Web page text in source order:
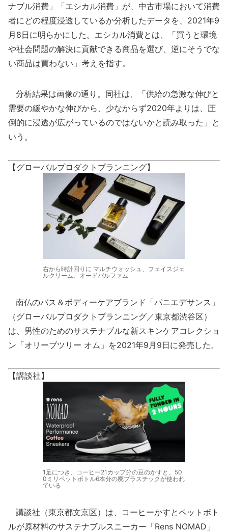
ナブル消費」「エシカル消費」が、中古市場において消費
者にどの程度浸透しているか分析したデータを、2021年9
月8日に明らかにした。エシカル消費とは、「買うと環境
や社会問題の解決に貢献できる商品を選び、逆にそうでな
い商品は買わない」考えを指す。
分析結果は画像の通り。同社は、「供給の急激な伸びと
需要の緩やかな伸びから、少なからず2020年よりは、圧
倒的に浸透が広がっているのではないかと読み取った」と
いう。
【グローバルプロダクトプランニング】
右から時計回りに マルチウォッシュ、フェイスジェ
ルクリーム、オードパルファム
南仏のバス＆ボディーケアブランド「パニエデサンス」
（グローバルプロダクトプランニング／東京都渋谷区）
は、男性のためのサステナブルな新スキンケアコレクショ
ン「オリーブツリー オム」を2021年9月9日に発売した。
【講談社】
1足につき、コーヒー21カップ分の豆のかすと、50
0ミリペットボトル6本分の廃プラスチックが使われ
ている
講談社（東京都文京区）は、コーヒーかすとペットボト
ルが原材料のサステナブルスニーカー「Rens NOMAD」